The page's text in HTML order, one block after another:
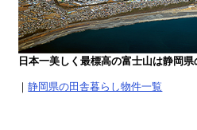
日本一美しく最標高の富士山は静岡県
｜静岡県の田舎暮らし物件一覧